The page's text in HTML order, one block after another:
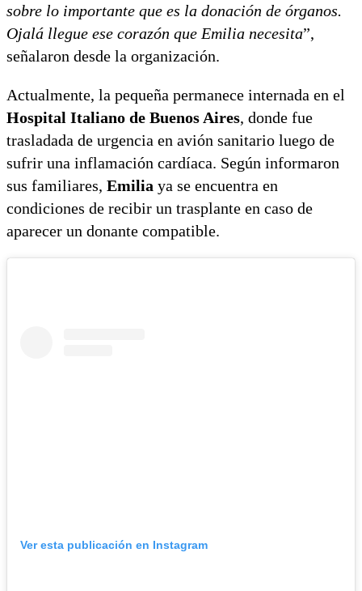
sobre lo importante que es la donación de órganos.
Ojalá llegue ese corazón que Emilia necesita”,
señalaron desde la organización.
Actualmente, la pequeña permanece internada en el
Hospital Italiano de Buenos Aires, donde fue
trasladada de urgencia en avión sanitario luego de
sufrir una inflamación cardíaca. Según informaron
sus familiares, Emilia ya se encuentra en
condiciones de recibir un trasplante en caso de
aparecer un donante compatible.
Ver esta publicación en Instagram